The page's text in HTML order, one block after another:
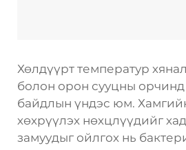
Хөлдүүрт температур
болон орон сууцны
байдлын үндэс юм.
хөхрүүлэх нөхцлүүдийг
замуудыг ойлгох нь